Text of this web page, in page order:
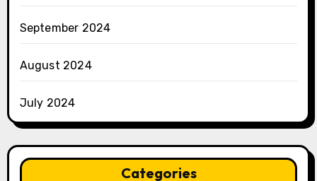
September 2024
August 2024
July 2024
Categories